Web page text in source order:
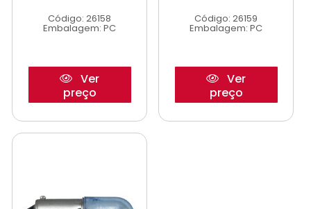
Código: 26158
Embalagem: PC
Ver
preço
Código: 26159
Embalagem: PC
Ver
preço